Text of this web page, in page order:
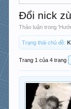
Đổi nick
Thảo luận trong '
Trạng thái chủ đề:
Trang 1 của 4 trang